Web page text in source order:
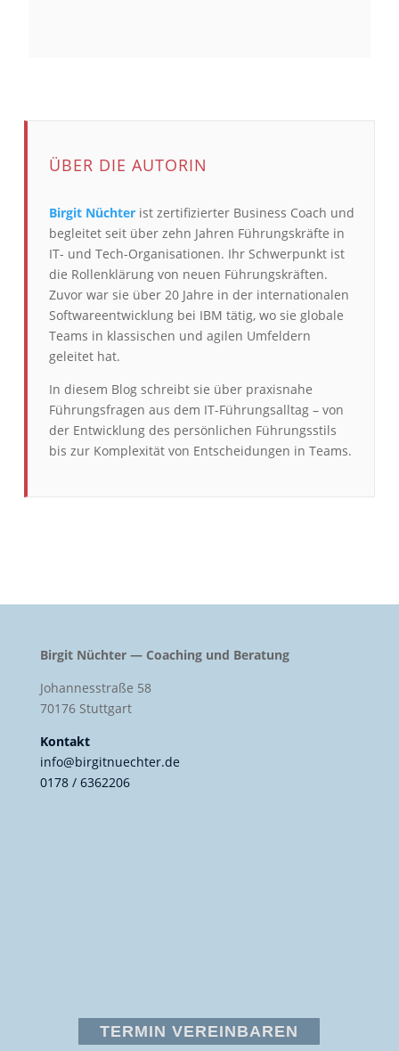
ÜBER DIE AUTORIN
Birgit Nüchter ist zertifizierter Business Coach und
begleitet seit über zehn Jahren Führungskräfte in
IT- und Tech-Organisationen. Ihr Schwerpunkt ist
die Rollenklärung von neuen Führungskräften.
Zuvor war sie über 20 Jahre in der internationalen
Softwareentwicklung bei IBM tätig, wo sie globale
Teams in klassischen und agilen Umfeldern
geleitet hat.
In diesem Blog schreibt sie über praxisnahe
Führungsfragen aus dem IT-Führungsalltag – von
der Entwicklung des persönlichen Führungsstils
bis zur Komplexität von Entscheidungen in Teams.
Birgit Nüchter — Coaching und Beratung
Johannesstraße 58
70176 Stuttgart
Kontakt
info@birgitnuechter.de
0178 / 6362206
TERMIN VEREINBAREN